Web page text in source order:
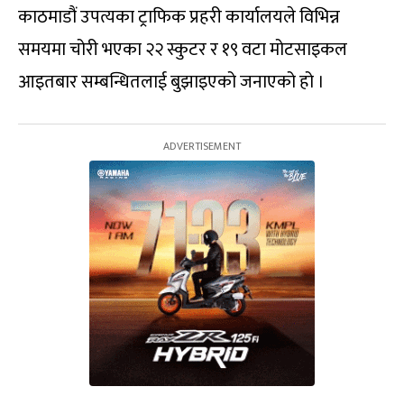
काठमाडौं उपत्यका ट्राफिक प्रहरी कार्यालयले विभिन्न
समयमा चोरी भएका २२ स्कुटर र १९ वटा मोटसाइकल
आइतबार सम्बन्धितलाई बुझाइएको जनाएको हो ।